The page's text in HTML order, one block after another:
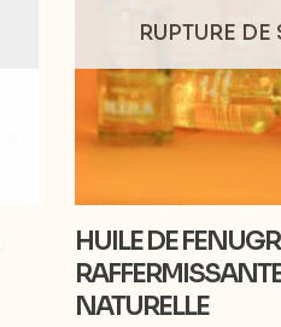
RUPTURE
HUILE DE
NATURELLE